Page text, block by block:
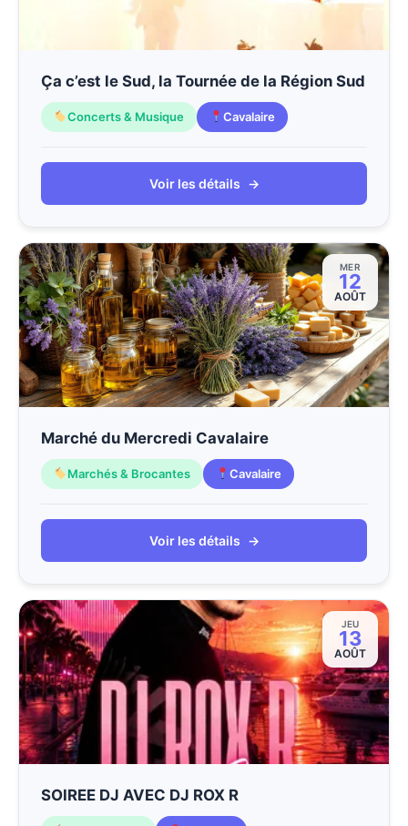
Ça c’est le Sud, la Tournée de la Région Sud
Concerts & Musique Cavalaire
Voir les détails →
MER
12
AOÛT
Marché du Mercredi Cavalaire
Marchés & Brocantes Cavalaire
Voir les détails →
JEU
13
AOÛT
SOIREE DJ AVEC DJ ROX R